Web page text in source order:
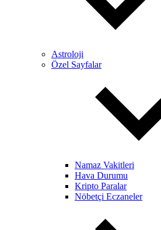
Astroloji
Özel Sayfalar
Namaz Vakitleri
Hava Durumu
Kripto Paralar
Nöbetçi Eczaneler